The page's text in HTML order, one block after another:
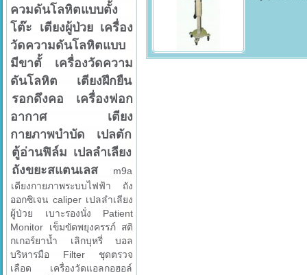
ควมดันโลหิตแบบตั้ง
โต๊ะ
เตียงผู้ป่วย เครื่อง
วัดความดันโลหิตแบบ
มีขาตั้
เครื่องวัดความ
ดันโลหิต
เตียงฝึกยืน
รอกดึงคอ
เครื่องฟอก
อากาศ
เตียง
กายภาพบำบัด
เปลตัก
ตู้อ่านฟิล์ม เปลลำเลียง
ถังขยะสแตนเลส
m9a
เตียงกายภาพระบบไฟฟ้า
ถัง
ออกซิเจน caliper เปลลำเลียง
ผู้ป่วย
เบาะรองนั่ง
Patient
Monitor
เข็มขัดพยุงครรภ์ สติ
กเกอร์ยาน้ำ
เลิกบุหรี่
บอล
บริหารมือ
Filter
ชุดตรวจ
เลือด
เครื่องวัดแอลกอฮอล์